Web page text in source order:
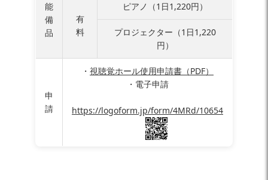
能
備
品
有
料
ピアノ（1日1,220円）
プロジェクター（1日1,220
円）
申
請
・ 視聴覚ホール使用申請書（PDF）
・電子申請
https://logoform.jp/form/4MRd/10654